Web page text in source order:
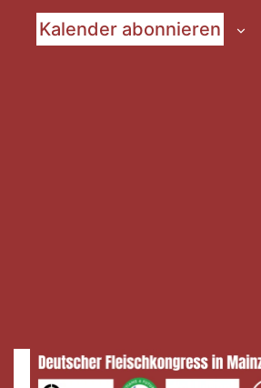
Kalender abonnieren